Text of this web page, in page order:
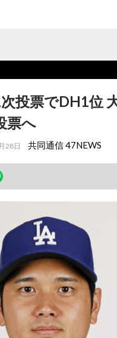
投票でDH1位
票へ
28日 共同通信 47NEWS